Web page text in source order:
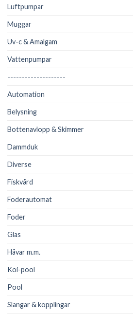
Luftpumpar
Muggar
Uv-c & Amalgam
Vattenpumpar
--------------------
Automation
Belysning
Bottenavlopp & Skimmer
Dammduk
Diverse
Fiskvård
Foderautomat
Foder
Glas
Håvar m.m.
Koi-pool
Pool
Slangar & kopplingar